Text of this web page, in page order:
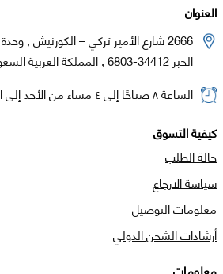
العنوان
2666 شارع الأمير تركي – الكورنيش , وحدة رقم 102
الخبر 34412-6803 , المملكة العربية السعودية
الساعة ٨ صباحًا إلى ٤ مساء من الأحد إلى الخميس
كيفية التسوق
حالة الطلب
سياسة الارجاع
معلومات التوصيل
أرشادات الشحن الدولي